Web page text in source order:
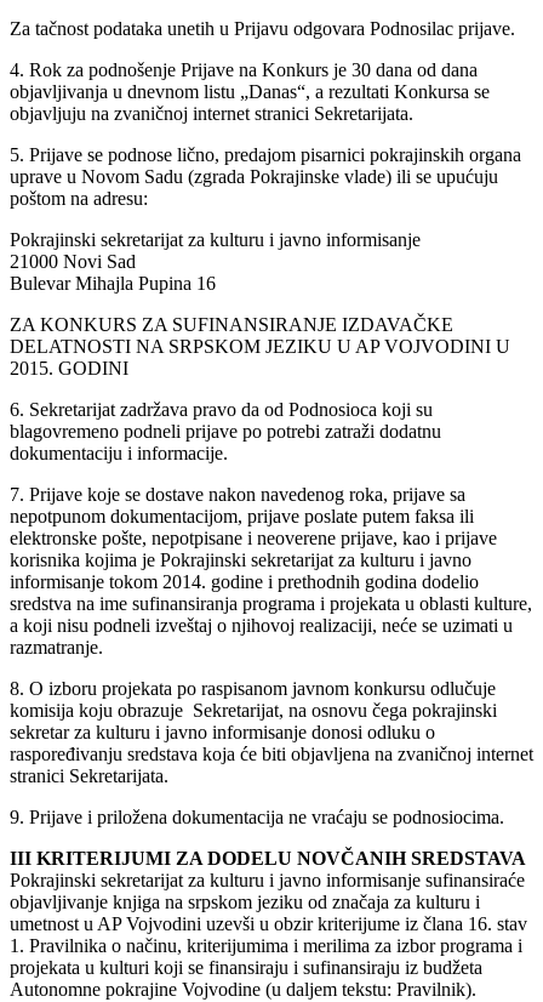
Za tačnost podataka unetih u Prijavu odgovara Podnosilac prijave.
4. Rok za podnošenje Prijave na Konkurs je 30 dana od dana
objavljivanja u dnevnom listu „Danas“, a rezultati Konkursa se
objavljuju na zvaničnoj internet stranici Sekretarijata.
5. Prijave se podnose lično, predajom pisarnici pokrajinskih organa
uprave u Novom Sadu (zgrada Pokrajinske vlade) ili se upućuju
poštom na adresu:
Pokrajinski sekretarijat za kulturu i javno informisanje
21000 Novi Sad
Bulevar Mihajla Pupina 16
ZA KONKURS ZA SUFINANSIRANJE IZDAVAČKE
DELATNOSTI NA SRPSKOM JEZIKU U AP VOJVODINI U
2015. GODINI
6. Sekretarijat zadržava pravo da od Podnosioca koji su
blagovremeno podneli prijave po potrebi zatraži dodatnu
dokumentaciju i informacije.
7. Prijave koje se dostave nakon navedenog roka, prijave sa
nepotpunom dokumentacijom, prijave poslate putem faksa ili
elektronske pošte, nepotpisane i neoverene prijave, kao i prijave
korisnika kojima je Pokrajinski sekretarijat za kulturu i javno
informisanje tokom 2014. godine i prethodnih godina dodelio
sredstva na ime sufinansiranja programa i projekata u oblasti kulture,
a koji nisu podneli izveštaj o njihovoj realizaciji, neće se uzimati u
razmatranje.
8. O izboru projekata po raspisanom javnom konkursu odlučuje
komisija koju obrazuje Sekretarijat, na osnovu čega pokrajinski
sekretar za kulturu i javno informisanje donosi odluku o
raspoređivanju sredstava koja će biti objavljena na zvaničnoj internet
stranici Sekretarijata.
9. Prijave i priložena dokumentacija ne vraćaju se podnosiocima.
III KRITERIJUMI ZA DODELU NOVČANIH SREDSTAVA
Pokrajinski sekretarijat za kulturu i javno informisanje sufinansiraće
objavljivanje knjiga na srpskom jeziku od značaja za kulturu i
umetnost u AP Vojvodini uzevši u obzir kriterijume iz člana 16. stav
1. Pravilnika o načinu, kriterijumima i merilima za izbor programa i
projekata u kulturi koji se finansiraju i sufinansiraju iz budžeta
Autonomne pokrajine Vojvodine (u daljem tekstu: Pravilnik).